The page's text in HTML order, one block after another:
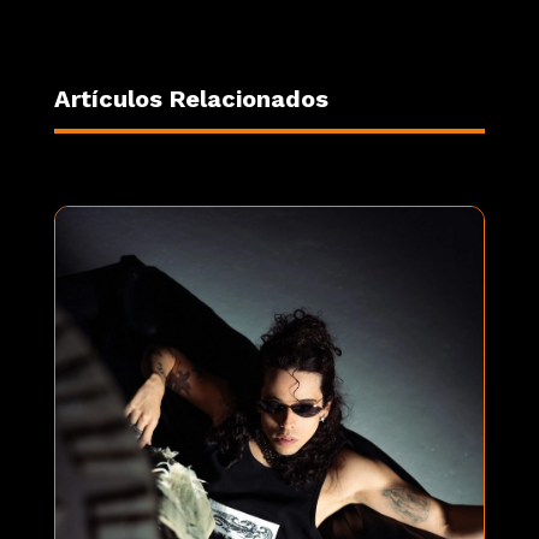
Artículos Relacionados